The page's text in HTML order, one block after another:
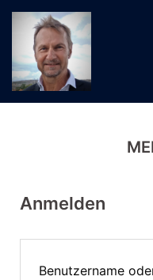
Zum
springen
Anmelden
Benutzername